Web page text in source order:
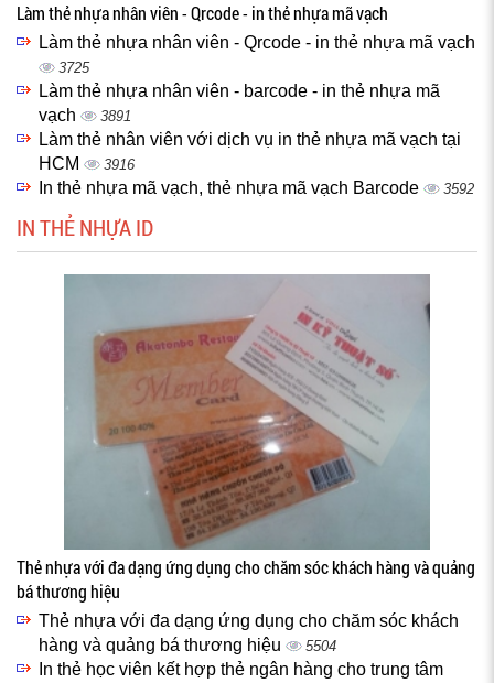
Làm thẻ nhựa nhân viên - Qrcode - in thẻ nhựa mã vạch
Làm thẻ nhựa nhân viên - Qrcode - in thẻ nhựa mã vạch
3725
Làm thẻ nhựa nhân viên - barcode - in thẻ nhựa mã
vạch
3891
Làm thẻ nhân viên với dịch vụ in thẻ nhựa mã vạch tại
HCM
3916
In thẻ nhựa mã vạch, thẻ nhựa mã vạch Barcode 3592
IN THẺ NHỰA ID
Thẻ nhựa với đa dạng ứng dụng cho chăm sóc khách hàng và quảng
bá thương hiệu
Thẻ nhựa với đa dạng ứng dụng cho chăm sóc khách
hàng và quảng bá thương hiệu
5504
In thẻ học viên kết hợp thẻ ngân hàng cho trung tâm